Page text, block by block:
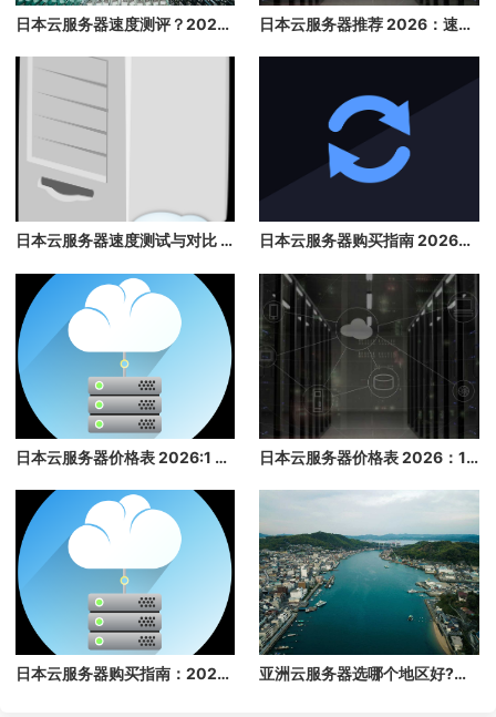
日本云服务器速度测评？2026 年最详细的日本云服务器速度测试，看完再买不后悔 日本云服务器推荐 2026：速度快、稳定性高、性价比高的日本云主机推荐
日本云服务器速度测试与对比 2026：延迟、带宽、稳定性全面评测 日本云服务器购买指南 2026：速度、价格与配置选择建议
日本云服务器价格表 2026:1 核/2 核/4 核/8 核配置每月多少钱？ 日本云服务器价格表 2026：1 核/2 核/4 核/8 核配置每月多少钱？
日本云服务器购买指南：2026 年速度、价格与配置选择建议 亚洲云服务器选哪个地区好?日本新加坡香港深度对比